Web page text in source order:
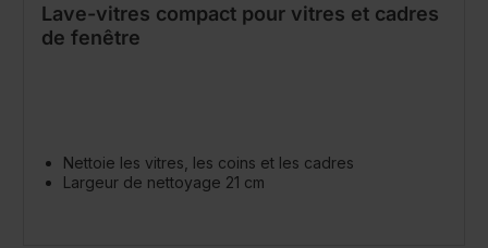
Lave-vitres compact pour vitres et cadres
de fenêtre
Nettoie les vitres, les coins et les cadres
Largeur de nettoyage 21 cm